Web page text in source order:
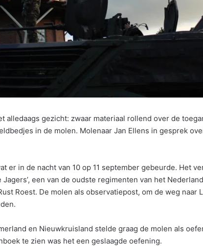
alledaags gezicht: zwaar materiaal rollend over de
in de molen. Molenaar Jan Ellens in gesprek
er in de nacht van 10 op 11 september gebeurde. Het
Jagers’, een van de oudste regimenten van het
Roest. De molen als observatiepost, om de weg naar
en Nieuwkruisland stelde graag de molen als
te zien was het een geslaagde oefening.